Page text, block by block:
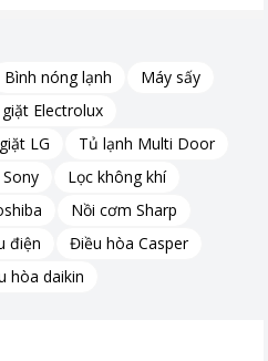
Bình nóng lạnh
Máy sấy
Electrolux
LG
Tủ lạnh Multi Door
Lọc không khí
Nồi cơm Sharp
điện
Điều hòa Casper
hòa daikin